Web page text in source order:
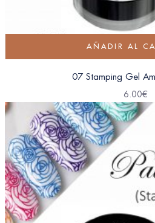
AÑADIR AL
07 Stamping Gel
6.00€